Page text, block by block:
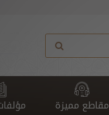
مقاطع مميزة